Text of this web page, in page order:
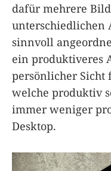
dafür mehrere
unterschiedlichen
sinnvoll
ein produktiveres
persönlicher Sicht
welche produktiv
immer weniger
Desktop.